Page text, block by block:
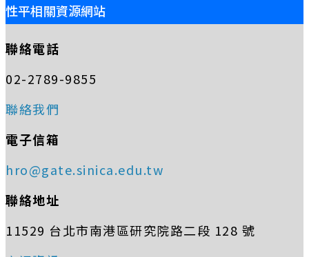
性平相關資源網站
聯絡電話
02-2789-9855
聯絡我們
電子信箱
hro@gate.sinica.edu.tw
聯絡地址
11529 台北市南港區研究院路二段 128 號